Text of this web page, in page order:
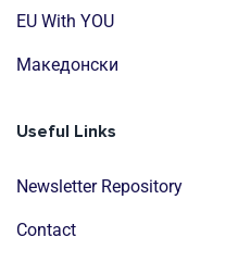
EU With YOU
Mакедонски
Useful Links
Newsletter Repository
Contact